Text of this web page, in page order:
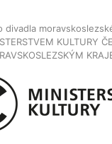
divadla
KULTURY